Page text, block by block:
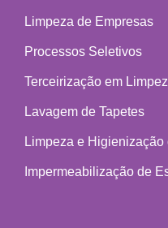
Limpeza de Empresas
Processos Seletivos
Terceirização em
Lavagem de Tapetes
Limpeza e Higienização
Impermeabilização de